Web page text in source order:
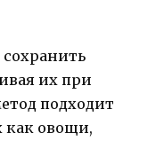
их при
подходит
как овощи,